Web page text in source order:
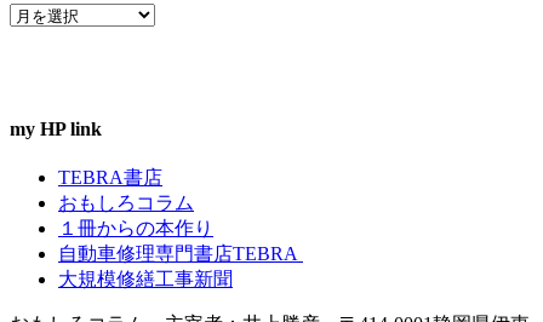
ー
ア
my HP link
TEBRA書店
おもしろコラム
１冊からの本作り
自動車修理専門書店TEBRA
大規模修繕工事新聞